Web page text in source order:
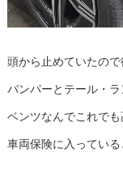
頭から止めていたので
バンパーとテール・ラ
ベンツなんでこれでも
車両保険に入っている